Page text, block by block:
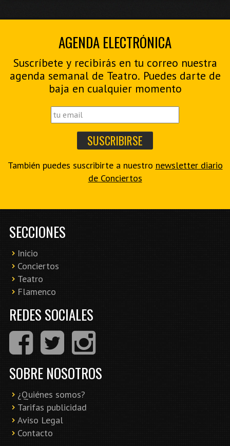
AGENDA ELECTRÓNICA
Suscríbete y recibirás en tu correo nuestra
agenda semanal de Teatro. Puedes darte de
baja en cualquier momento
También puedes suscribirte a nuestro newsletter diario
de Conciertos
SECCIONES
Inicio
Conciertos
Teatro
Flamenco
REDES SOCIALES
SOBRE NOSOTROS
¿Quiénes somos?
Tarifas publicidad
Aviso Legal
Contacto